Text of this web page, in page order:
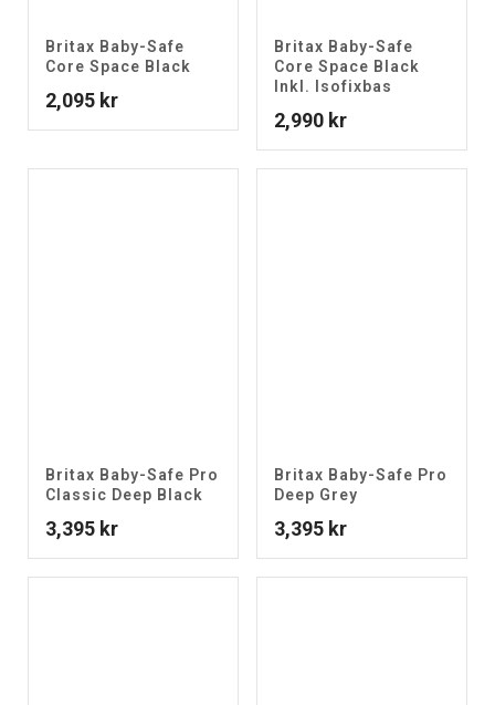
Britax Baby-Safe
Core Space Black
2,095 kr
Britax Baby-Safe
Core Space Black
Inkl. Isofixbas
2,990 kr
Britax Baby-Safe Pro
Classic Deep Black
3,395 kr
Britax Baby-Safe Pro
Deep Grey
3,395 kr